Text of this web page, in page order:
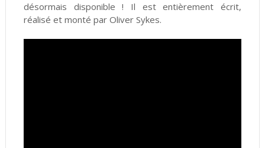
désormais disponible ! Il est entièrement écrit,
réalisé et monté par Oliver Sykes.